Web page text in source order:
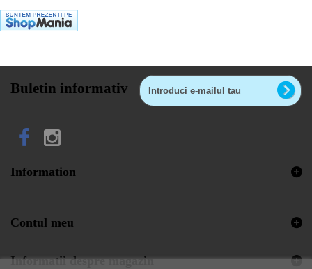
Buletin informativ
Information
.
Contul meu
Informatii despre magazin